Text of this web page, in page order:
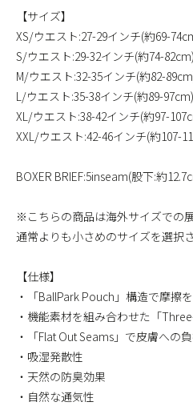
【サイズ】
XS/ウエスト:27-29インチ(約69-
S/ウエスト:29-32インチ(約74-82cm)
M/ウエスト:32-35インチ(約82-
L/ウエスト:35-38インチ(約89-97cm)
XL/ウエスト:38-42インチ(約97-
XXL/ウエスト:42-46インチ(約107-
BOXER BRIEF:5inseam(股下:約
※こちらの商品は海外サイズでの
通常よりも小さめのサイズを選択
【仕様】
・「BallPark Pouch」構造で摩擦
・機能素材を組み合わせた「Three-
・「Flat Out Seams」で皮膚への
・吸湿発散性
・天然の防臭効果
・自然な通気性